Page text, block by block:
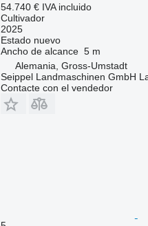
54.740 € IVA incluido
Cultivador
2025
Estadonuevo
Ancho de alcance 5 m
Alemania, Gross-Umstadt
Seippel Landmaschinen GmbH
Contacte con el vendedor